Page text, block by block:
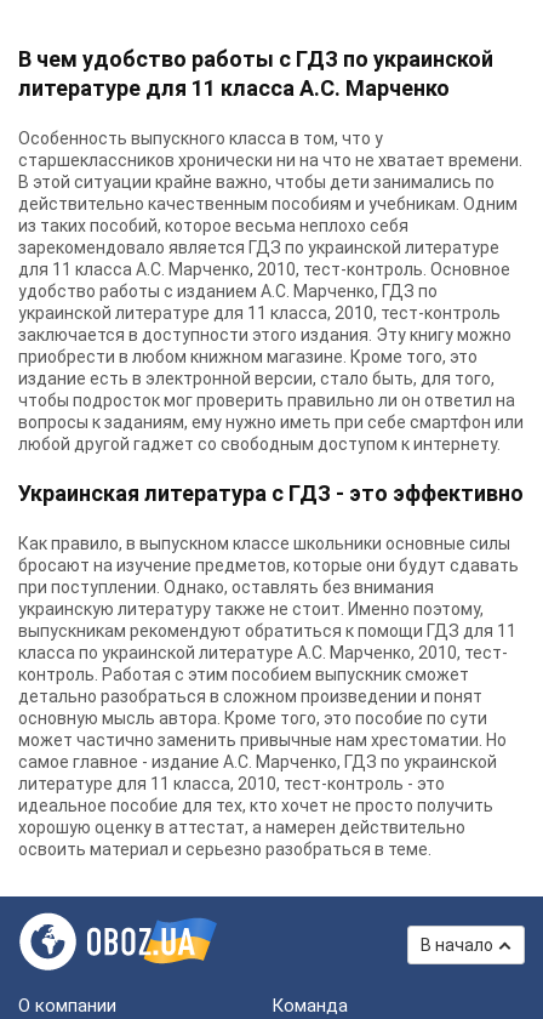
В чем удобство работы с ГДЗ по украинской
литературе для 11 класса А.С. Марченко
Особенность выпускного класса в том, что у
старшеклассников хронически ни на что не хватает времени.
В этой ситуации крайне важно, чтобы дети занимались по
действительно качественным пособиям и учебникам. Одним
из таких пособий, которое весьма неплохо себя
зарекомендовало является ГДЗ по украинской литературе
для 11 класса А.С. Марченко, 2010, тест-контроль. Основное
удобство работы с изданием А.С. Марченко, ГДЗ по
украинской литературе для 11 класса, 2010, тест-контроль
заключается в доступности этого издания. Эту книгу можно
приобрести в любом книжном магазине. Кроме того, это
издание есть в электронной версии, стало быть, для того,
чтобы подросток мог проверить правильно ли он ответил на
вопросы к заданиям, ему нужно иметь при себе смартфон или
любой другой гаджет со свободным доступом к интернету.
Украинская литература с ГДЗ - это эффективно
Как правило, в выпускном классе школьники основные силы
бросают на изучение предметов, которые они будут сдавать
при поступлении. Однако, оставлять без внимания
украинскую литературу также не стоит. Именно поэтому,
выпускникам рекомендуют обратиться к помощи ГДЗ для 11
класса по украинской литературе А.С. Марченко, 2010, тест-
контроль. Работая с этим пособием выпускник сможет
детально разобраться в сложном произведении и понят
основную мысль автора. Кроме того, это пособие по сути
может частично заменить привычные нам хрестоматии. Но
самое главное - издание А.С. Марченко, ГДЗ по украинской
литературе для 11 класса, 2010, тест-контроль - это
идеальное пособие для тех, кто хочет не просто получить
хорошую оценку в аттестат, а намерен действительно
освоить материал и серьезно разобраться в теме.
В начало
О компании Команда